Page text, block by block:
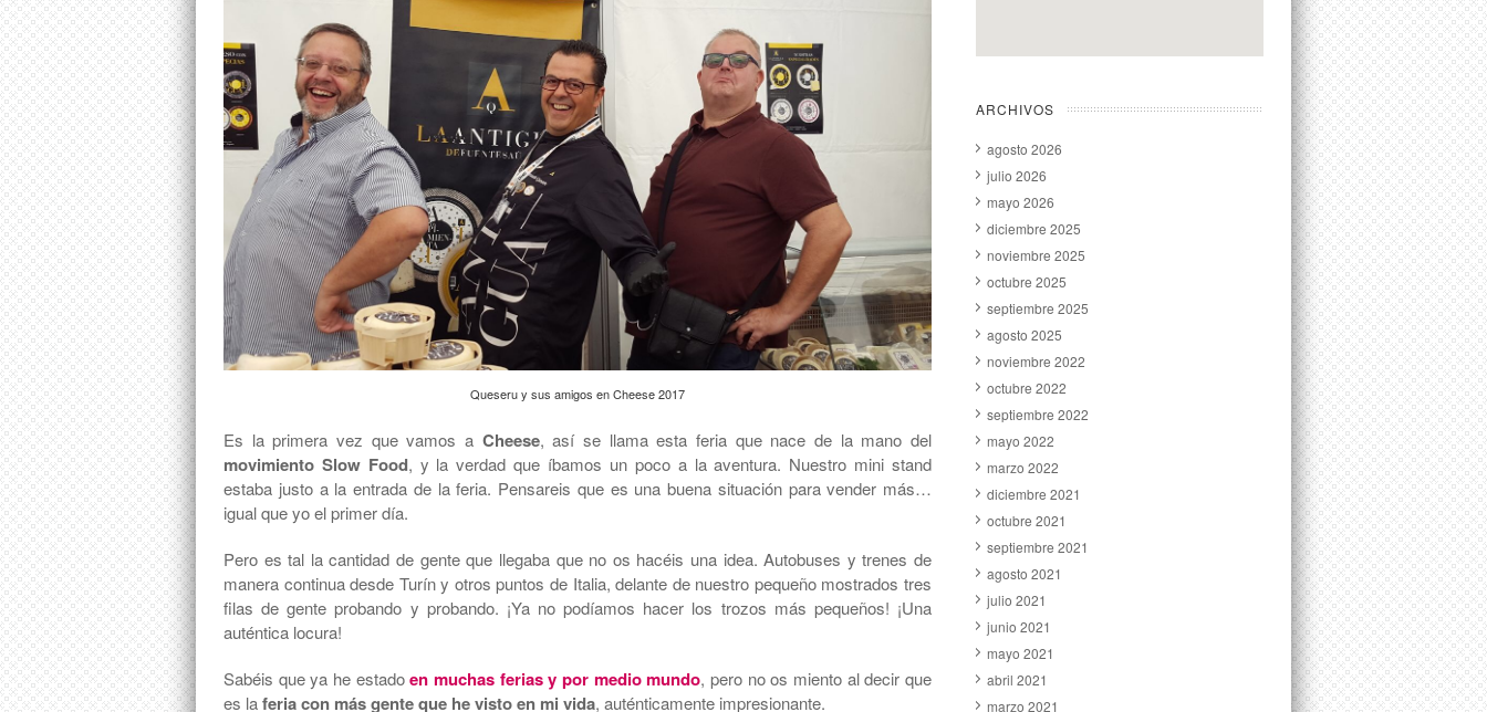
Queseru y sus amigos en Cheese 2017
Es la primera vez que vamos a Cheese, así se llama esta feria que nace de la mano del
movimiento Slow Food, y la verdad que íbamos un poco a la aventura. Nuestro mini stand
estaba justo a la entrada de la feria. Pensareis que es una buena situación para vender más…
igual que yo el primer día.
Pero es tal la cantidad de gente que llegaba que no os hacéis una idea. Autobuses y trenes de
manera continua desde Turín y otros puntos de Italia, delante de nuestro pequeño mostrados tres
filas de gente probando y probando. ¡Ya no podíamos hacer los trozos más pequeños! ¡Una
auténtica locura!
Sabéis que ya he estadoen muchas ferias y por medio mundo, pero no os miento al decir que
es laferia con más gente que he visto en mi vida, auténticamente impresionante.
ARCHIVOS
agosto 2026
julio 2026
mayo 2026
diciembre 2025
noviembre 2025
octubre 2025
septiembre 2025
agosto 2025
noviembre 2022
octubre 2022
septiembre 2022
mayo 2022
marzo 2022
diciembre 2021
octubre 2021
septiembre 2021
agosto 2021
julio 2021
junio 2021
mayo 2021
abril 2021
marzo 2021